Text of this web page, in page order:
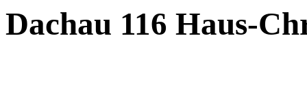
Dachau 116 Haus-